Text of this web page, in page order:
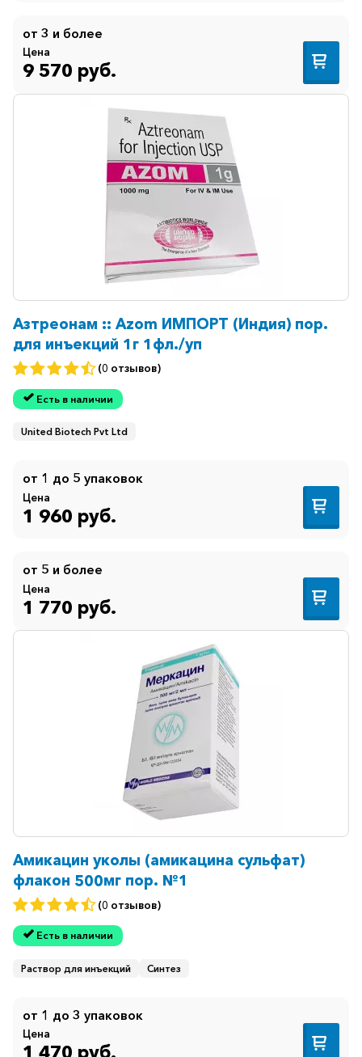
от 3 и более
Цена
9 570 руб.
Азтреонам :: Azom ИМПОРТ (Индия) пор.
для инъекций 1г 1фл./уп
(0 отзывов)
Есть в наличии
United Biotech Pvt Ltd
от 1 до 5 упаковок
Цена
1 960 руб.
от 5 и более
Цена
1 770 руб.
Амикацин уколы (амикацина сульфат)
флакон 500мг пор. №1
(0 отзывов)
Есть в наличии
Раствор для инъекций Синтез
от 1 до 3 упаковок
Цена
1 470 руб.